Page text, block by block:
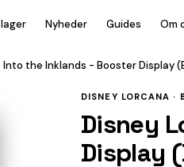
Nyheder Guides Om
the Inklands - Booster Display
DISNEY LORCANA ·
Disney
Display